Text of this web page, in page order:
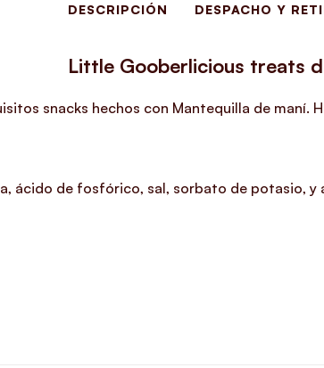
DESCRIPCIÓN DESPACHO Y
Little Gooberlicious treats
snacks hechos con Mantequilla de maní.
ácido de fosfórico, sal, sorbato de potasio,